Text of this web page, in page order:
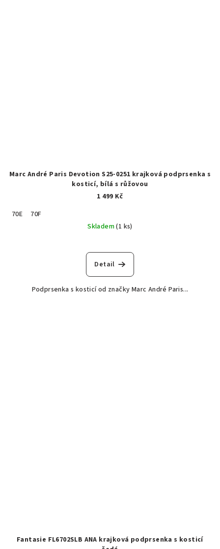
Marc André Paris Devotion S25-0251 krajková podprsenka s
kosticí, bílá s růžovou
1 499 Kč
70E
70F
Skladem(1 ks)
Detail
Podprsenka s kosticí od značky Marc André Paris...
Fantasie FL6702SLB ANA krajková podprsenka s kosticí